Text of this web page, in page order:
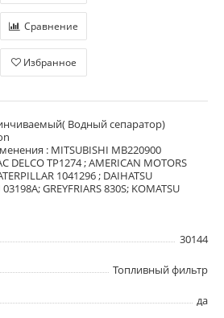
Сравнение
Избранное
Водный сепаратор)
: MITSUBISHI MB220900
DELCO TP1274 ; AMERICAN MOTORS
1041296 ; DAIHATSU
GREYFRIARS 830S; KOMATSU
30144
Топливный фильтр
да